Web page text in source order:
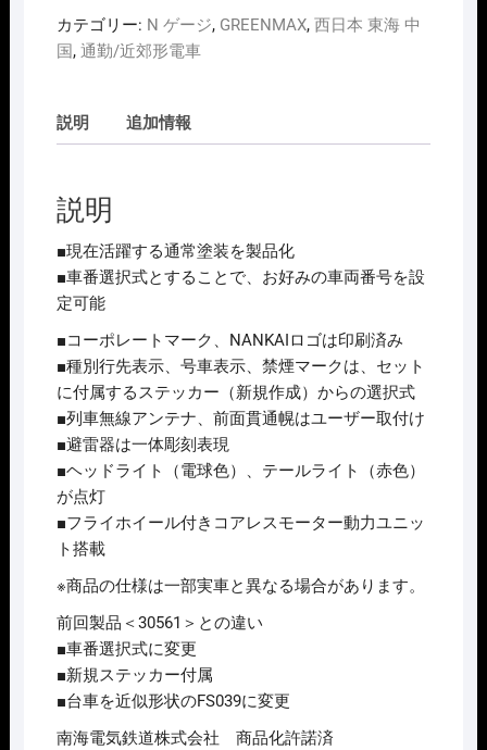
カテゴリー: N ゲージ, GREENMAX, 西日本 東海 中
国 , 通勤/近郊形電車
説明 追加情報
説明
■現在活躍する通常塗装を製品化
■車番選択式とすることで、お好みの車両番号を設
定可能
■コーポレートマーク、NANKAIロゴは印刷済み
■種別行先表示、号車表示、禁煙マークは、セット
に付属するステッカー（新規作成）からの選択式
■列車無線アンテナ、前面貫通幌はユーザー取付け
■避雷器は一体彫刻表現
■ヘッドライト（電球色）、テールライト（赤色）
が点灯
■フライホイール付きコアレスモーター動力ユニッ
ト搭載
※商品の仕様は一部実車と異なる場合があります。
前回製品＜30561＞との違い
■車番選択式に変更
■新規ステッカー付属
■台車を近似形状のFS039に変更
南海電気鉄道株式会社 商品化許諾済